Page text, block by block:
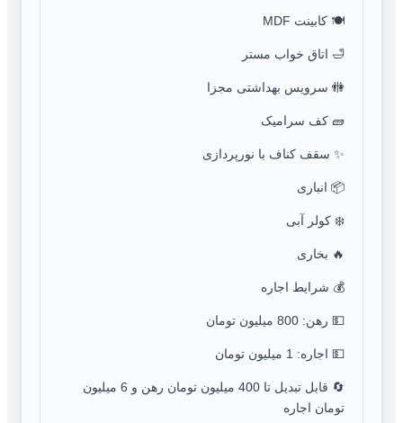
🍽️ کابینت MDF
🛁 اتاق خواب مستر
🚻 سرویس بهداشتی مجزا
🧱 کف سرامیک
✨ سقف کناف با نورپردازی
📦 انباری
❄️ کولر آبی
🔥 بخاری
💰 شرایط اجاره
💵 رهن: 800 میلیون تومان
💵 اجاره: 1 میلیون تومان
🔄 قابل تبدیل تا 400 میلیون تومان رهن و 6 میلیون
تومان اجاره